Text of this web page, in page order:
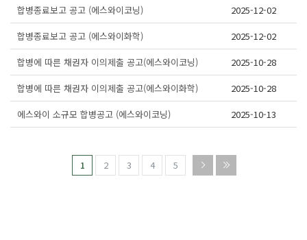
합병종료보고 공고 (에스와이코닝)
2025-12-02
합병종료보고 공고 (에스와이화학)
2025-12-02
합병에 따른 채권자 이의제출 공고(에스와이코닝)
2025-10-28
합병에 따른 채권자 이의제출 공고(에스와이화학)
2025-10-28
에스와이 소규모 합병공고 (에스와이코닝)
2025-10-13
1 2 3 4 5